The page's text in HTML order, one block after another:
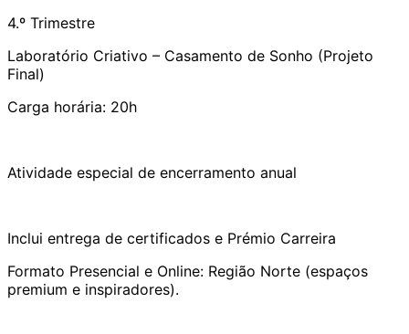
4.º Trimestre
Laboratório Criativo – Casamento de Sonho (Projeto
Final)
Carga horária: 20h
Atividade especial de encerramento anual
Inclui entrega de certificados e Prémio Carreira
Formato Presencial e Online: Região Norte (espaços
premium e inspiradores).